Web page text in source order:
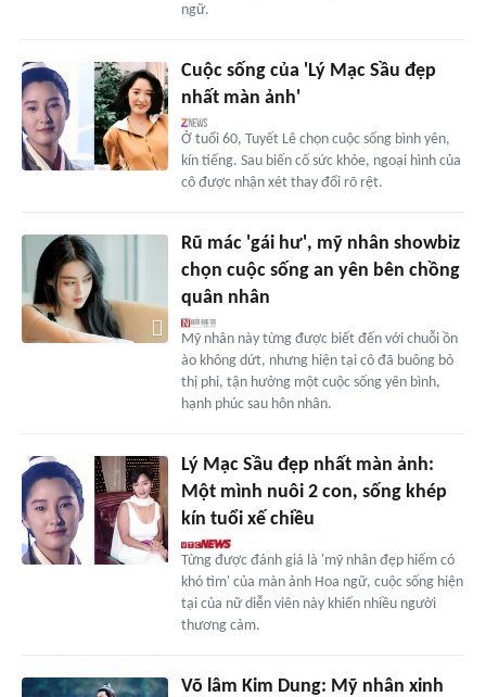
ngữ.
Cuộc sống của 'Lý Mạc Sầu đẹp
nhất màn ảnh'
Ở tuổi 60, Tuyết Lê chọn cuộc sống bình yên,
kín tiếng. Sau biến cố sức khỏe, ngoại hình của
cô được nhận xét thay đổi rõ rệt.
Rũ mác 'gái hư', mỹ nhân showbiz
chọn cuộc sống an yên bên chồng
quân nhân
Mỹ nhân này từng được biết đến với chuỗi ồn
ào không dứt, nhưng hiện tại cô đã buông bỏ
thị phi, tận hưởng một cuộc sống yên bình,
hạnh phúc sau hôn nhân.
Lý Mạc Sầu đẹp nhất màn ảnh:
Một mình nuôi 2 con, sống khép
kín tuổi xế chiều
Từng được đánh giá là 'mỹ nhân đẹp hiếm có
khó tìm' của màn ảnh Hoa ngữ, cuộc sống hiện
tại của nữ diễn viên này khiến nhiều người
thương cảm.
Võ lâm Kim Dung: Mỹ nhân xinh